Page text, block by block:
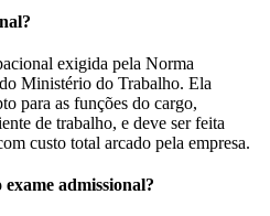
exigida pela Norma
Ministério do Trabalho. Ela
para as funções do cargo,
de trabalho, e deve ser feita
custo total arcado pela empresa.
admissional?